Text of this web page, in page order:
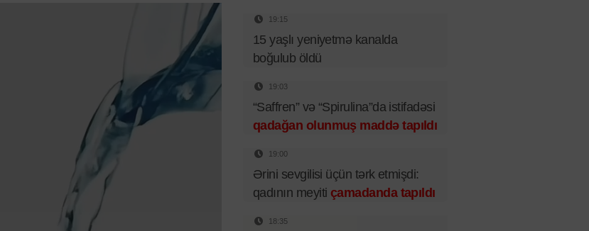
19:15
15 yaşlı yeniyetmə kanalda
boğulub öldü
19:03
“Saffren” və “Spirulina”da istifadəsi
qadağan olunmuş maddə tapıldı
19:00
Ərini sevgilisi üçün tərk etmişdi:
qadının meyiti çamadanda tapıldı
18:35